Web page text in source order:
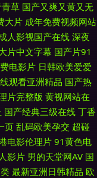
欧美一级一级一级一级
新电影 国产专区传媒 五
在线免费 岛国肏屄 日本
胸 久久第6页 av爱福利
码成人 白丝中出在线观
妈的朋友 久久99精品久
草 国产又爽又黄又无
大片 成年免费视频网站
人影视国产在线 深夜
片中文字幕 国产片91
电影片 日韩欧美爱爱
观看亚洲精品 国产热
片完整版 黄视网站在
国产经典三级在线 丁香
页 乱码欧美孕交 超碰
电影伦理片 91黄色电
影片 男的天堂网AV 国
最新亚洲日韩精品 欧